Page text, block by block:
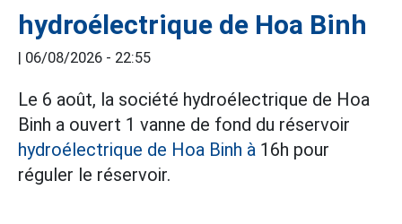
hydroélectrique de Hoa Binh
06/08/2026 - 22:55
Le 6 août, la société hydroélectrique de Hoa
Binh a ouvert 1 vanne de fond du réservoir
hydroélectrique de Hoa Binh à 16h pour
réguler le réservoir.